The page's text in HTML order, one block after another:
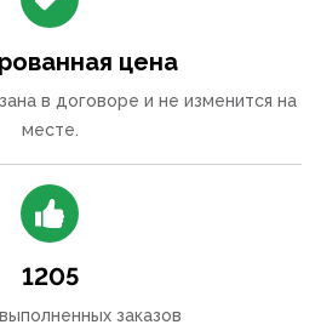
цена
в договоре и не изменится на
месте.
1205
заказов